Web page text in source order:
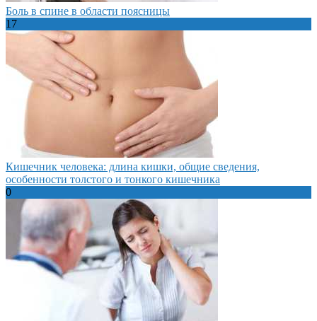
Боль в спине в области поясницы
17
Кишечник человека: длина кишки, общие сведения,
особенности толстого и тонкого кишечника
0